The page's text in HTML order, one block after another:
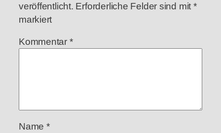
veröffentlicht. Erforderliche Felder sind mit *
markiert
Kommentar *
Name *